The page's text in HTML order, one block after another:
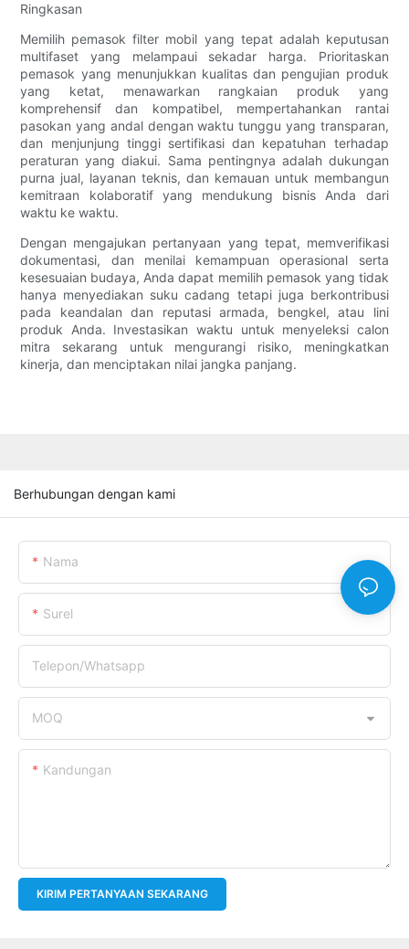
Ringkasan
Memilih pemasok filter mobil yang tepat adalah keputusan
multifaset yang melampaui sekadar harga. Prioritaskan
pemasok yang menunjukkan kualitas dan pengujian produk
yang ketat, menawarkan rangkaian produk yang
komprehensif dan kompatibel, mempertahankan rantai
pasokan yang andal dengan waktu tunggu yang transparan,
dan menjunjung tinggi sertifikasi dan kepatuhan terhadap
peraturan yang diakui. Sama pentingnya adalah dukungan
purna jual, layanan teknis, dan kemauan untuk membangun
kemitraan kolaboratif yang mendukung bisnis Anda dari
waktu ke waktu.
Dengan mengajukan pertanyaan yang tepat, memverifikasi
dokumentasi, dan menilai kemampuan operasional serta
kesesuaian budaya, Anda dapat memilih pemasok yang tidak
hanya menyediakan suku cadang tetapi juga berkontribusi
pada keandalan dan reputasi armada, bengkel, atau lini
produk Anda. Investasikan waktu untuk menyeleksi calon
mitra sekarang untuk mengurangi risiko, meningkatkan
kinerja, dan menciptakan nilai jangka panjang.
Berhubungan dengan kami
Nama
Surel
Telepon/whatsapp
MOQ
Kandungan
KIRIM PERTANYAAN SEKARANG